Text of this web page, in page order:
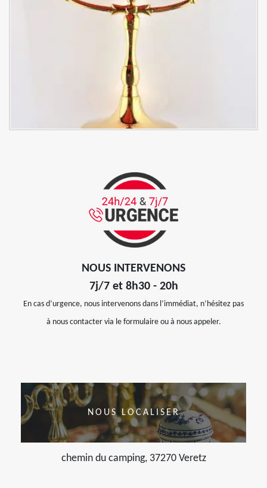
NOUS INTERVENONS
7j/7 et 8h30 - 20h
En cas d’urgence, nous intervenons dans l’immédiat, n’hésitez pas
à nous contacter via le formulaire ou à nous appeler.
NOUS LOCALISER
chemin du camping, 37270 Veretz